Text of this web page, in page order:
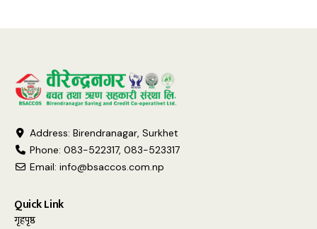
Address: Birendranagar, Surkhet
Phone: 083-522317, 083-523317
Email: info@bsaccos.com.np
Quick Link
गृहपृष्ठ